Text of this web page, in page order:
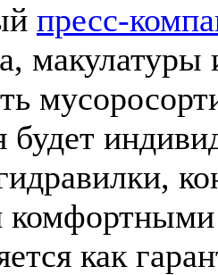
пресс-
макулатуры
будет
как